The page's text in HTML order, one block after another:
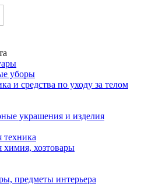
уборы
и средства по уходу за телом
украшения и изделия
техника
химия, хозтовары
предметы интерьера